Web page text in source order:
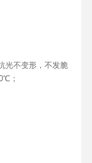
光不变形，不发脆
；